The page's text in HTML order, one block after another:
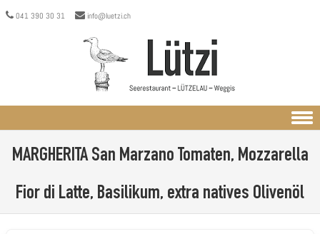
041 390 30 31 info@luetzi.ch
MARGHERITASan Marzano Tomaten, Mozzarella
Fior di Latte, Basilikum, extra natives Olivenöl